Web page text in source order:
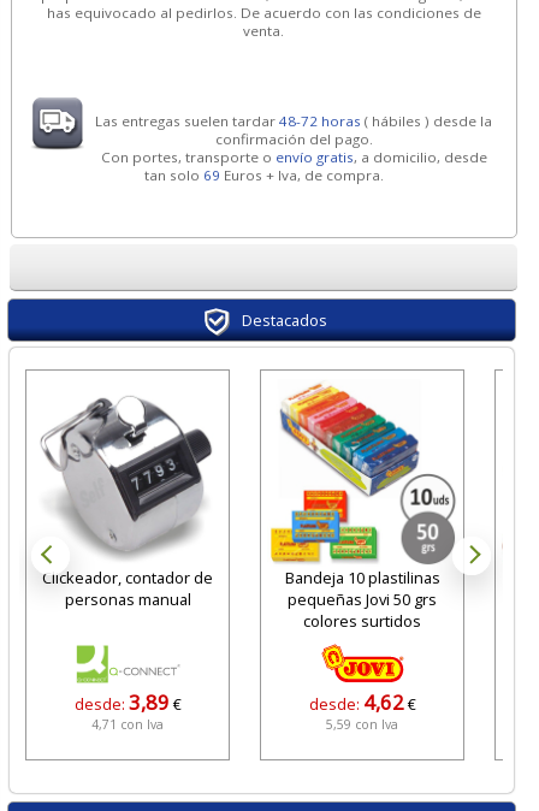
has equivocado al pedirlos. De acuerdo con las condiciones de
venta.
Las entregas suelen tardar48-72 horas ( hábiles ) desde la
confirmación del pago.
Con portes, transporte o envío gratis, a domicilio, desde
tan solo 69 Euros + Iva, de compra.
Destacados
Clickeador, contador de
personas manual
desde: 3,89 €
4,71 con Iva
Bandeja 10 plastilinas
pequeñas Jovi 50 grs
colores surtidos
desde: 4,62€
5,59 con Iva